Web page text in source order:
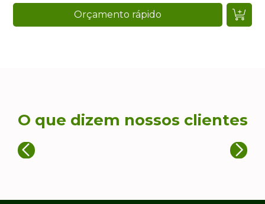
Orçamento rápido
O que dizem nossos clientes